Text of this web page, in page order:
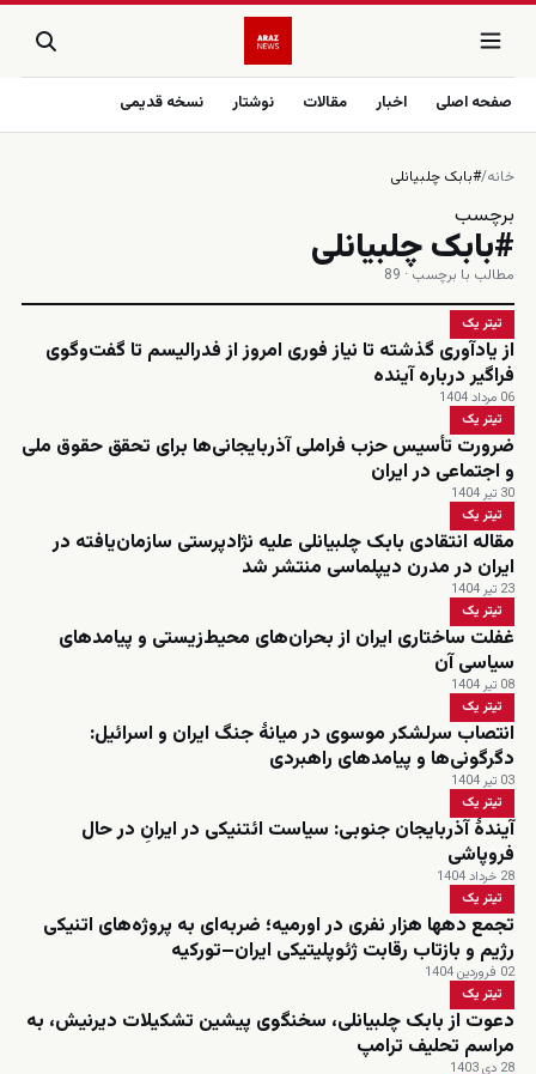
صفحه اصلی اخبار مقالات نوشتار نسخه قدیمی
خانه/#بابک چلبیانلی
برچسب
#بابک چلبیانلی
مطالب با برچسب · 89
تیتر یک
از یادآوری گذشته تا نیاز فوری امروز از فدرالیسم تا گفت‌وگوی
فراگیر درباره آینده
06 مرداد 1404
تیتر یک
ضرورت تأسیس حزب فراملی آذربایجانی‌ها برای تحقق حقوق ملی
و اجتماعی در ایران
30 تیر 1404
تیتر یک
مقاله‌ انتقادی بابک چلبیانلی علیه نژادپرستی سازمان‌یافته در
ایران در مدرن دیپلماسی منتشر شد
23 تیر 1404
تیتر یک
غفلت ساختاری ایران از بحران‌های محیط‌زیستی و پیامدهای
سیاسی آن
08 تیر 1404
تیتر یک
انتصاب سرلشکر موسوی در میانهٔ جنگ ایران و اسرائیل:
دگرگونی‌ها و پیامدهای راهبردی
03 تیر 1404
تیتر یک
آیندهٔ آذربایجان جنوبی: سیاست ائتنیکی در ایرانِ در حال
فروپاشی
28 خرداد 1404
تیتر یک
تجمع دهها هزار نفری در اورمیه؛ ضربه‌ای به پروژه‌های اتنیکی
رژیم و بازتاب رقابت ژئوپلیتیکی ایران–تورکیه
02 فروردین 1404
تیتر یک
دعوت از بابک چلبیانلی، سخنگوی پیشین تشکیلات دیرنیش، به
مراسم تحلیف ترامپ
28 دی 1403